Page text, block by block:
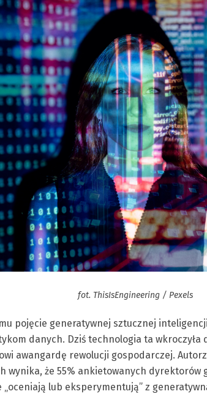
fot. ThisIsEngineering / Pexels
pojęcie generatywnej sztucznej
danych. Dziś technologia ta wkroczyła
awangardę rewolucji gospodarczej.
wynika, że 55% ankietowanych dyrektorów
„oceniają lub eksperymentują” z